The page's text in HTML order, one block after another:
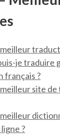
je traduire
français ?
site
?